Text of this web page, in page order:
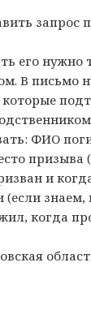
запрос
его нужно
В письмо
ФИО
призыва
и
знаем,
когда